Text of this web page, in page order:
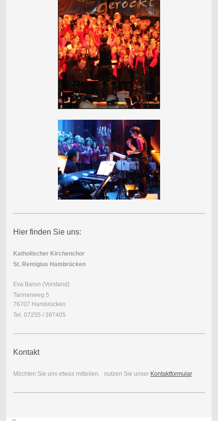
Hier finden Sie uns:
Katholischer Kirchenchor
St. Remigius Hambrücken
Eva Baron (Vorstand)
Tannenweg 5
76707 Hambrücken
Tel. 07255 / 397405
Kontakt
Möchten Sie uns etwas mitteilen, nutzen Sie unser Kontaktformular.